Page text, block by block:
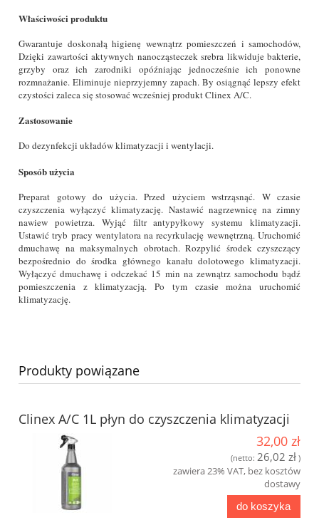
Właściwości produktu
Gwarantuje doskonałą higienę wewnątrz pomieszczeń i samochodów,
Dzięki zawartości aktywnych nanocząsteczek srebra likwiduje bakterie,
grzyby oraz ich zarodniki opóźniając jednocześnie ich ponowne
rozmnażanie. Eliminuje nieprzyjemny zapach. By osiągnąć lepszy efekt
czystości zaleca się stosować wcześniej produkt Clinex A/C.
Zastosowanie
Do dezynfekcji układów klimatyzacji i wentylacji.
Sposób użycia
Preparat gotowy do użycia. Przed użyciem wstrząsnąć. W czasie
czyszczenia wyłączyć klimatyzację. Nastawić nagrzewnicę na zimny
nawiew powietrza. Wyjąć filtr antypyłkowy systemu klimatyzacji.
Ustawić tryb pracy wentylatora na recyrkulację wewnętrzną. Uruchomić
dmuchawę na maksymalnych obrotach. Rozpylić środek czyszczący
bezpośrednio do środka głównego kanału dolotowego klimatyzacji.
Wyłączyć dmuchawę i odczekać 15 min na zewnątrz samochodu bądź
pomieszczenia z klimatyzacją. Po tym czasie można uruchomić
klimatyzację.
Produkty powiązane
Clinex A/C 1L płyn do czyszczenia klimatyzacji
32,00 zł
(netto: 26,02 zł )
zawiera 23% VAT, bez kosztów
dostawy
do koszyka